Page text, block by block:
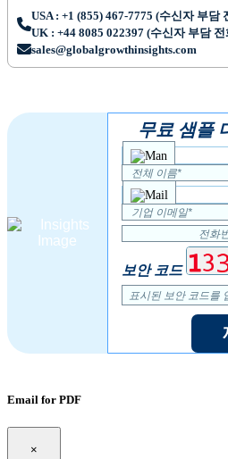
USA : +1 (855) 467-7775 (수신자 부담
UK : +44 8085 022397 (수신자 부담 전
sales@globalgrowthinsights.com
무료 샘플
보안 코드
Email for PDF
×